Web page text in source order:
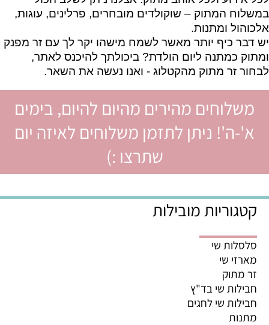
במשלוח המתוק – שוקולדים מובחרים, פרלינים, עוגות,
אלכוהול ומתנות.
יש דבר כיף יותר מאשר לשמח מישהו יקר לך עם זר מפנק
ומתוק כמתנה ליום הולדת? ביכולתך להיכנס לאתר,
לבחור זר מתוק מהקטלוג - ואנו נעשה את השאר.
משלוחים מהירים מהיום להיום, בימים
א'-ה'! ניתן לתזמן משלוחים לאיזה יום
שתרצו :)
קטגוריות מובילות
סלסלות שי
מארזי שי
זר מתוק
חבילות שי בד"ץ
חבילות שי לחגים
מתנות